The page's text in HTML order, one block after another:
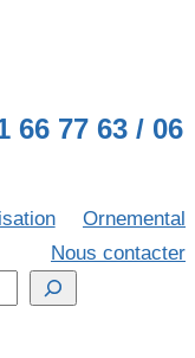
66 77 63 / 06
Ornemental
Nous contacter